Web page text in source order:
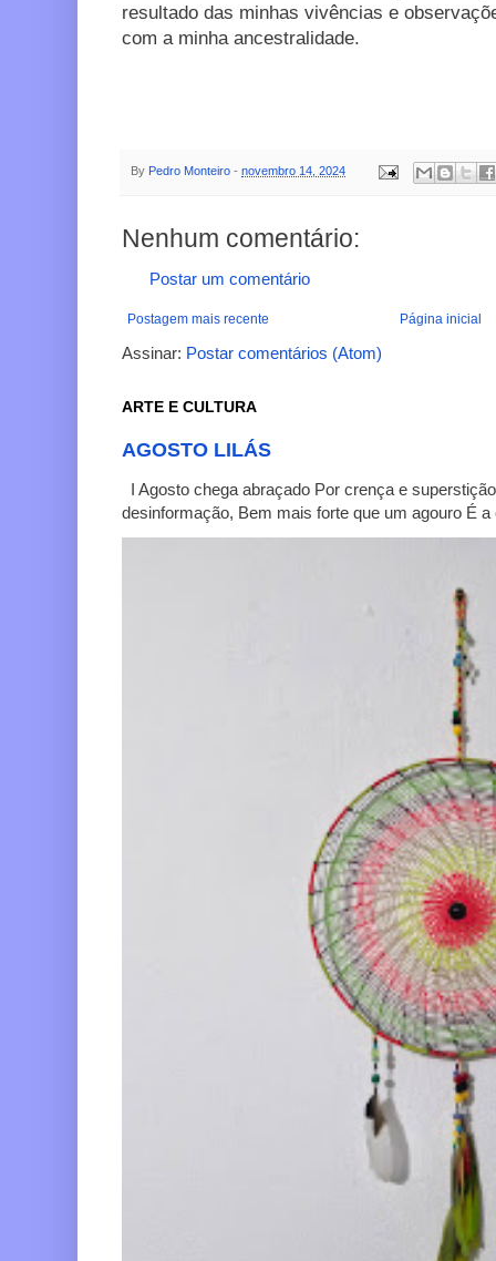
resultado das minhas vivências e
com a minha ancestralidade.
By Pedro Monteiro - novembro 14, 2024
Nenhum comentário:
Postar um comentário
Postagem mais recente Página inicial
Assinar: Postar comentários (Atom)
ARTE E CULTURA
AGOSTO LILÁS
I Agosto chega abraçado Por crença e
desinformação, Bem mais forte que um agouro É